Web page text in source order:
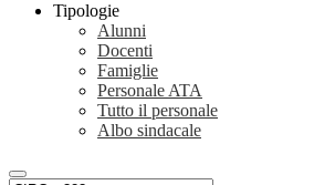
Tipologie
Alunni
Docenti
Famiglie
Personale ATA
Tutto il personale
Albo sindacale